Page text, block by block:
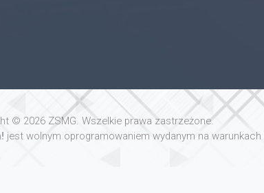
© 2026 ZSMG. Wszelkie prawa zastrzeżone.
jest wolnym oprogramowaniem wydanym na warunkach